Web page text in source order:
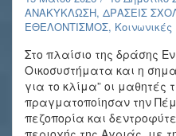
ΑΝΑΚΥΚΛΩΣΗ, ΔΡΑΣΕΙΣ
ΕΘΕΛΟΝΤΙΣΜΟΣ, Κοινωνικές
Στο πλαίσιο της δράσης
Οικοσυστήματα και η
για το κλίμα” οι μαθητές
πραγματοποίησαν την
πεζοπορία και